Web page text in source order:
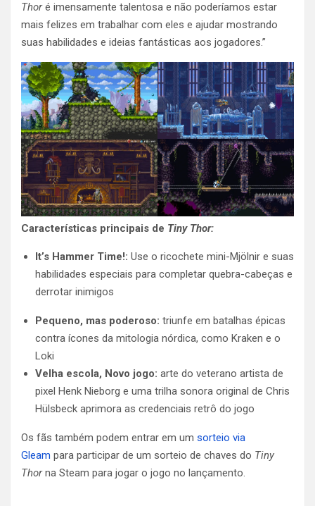
Thoré imensamente talentosa e não poderíamos estar
mais felizes em trabalhar com eles e ajudar mostrando
suas habilidades e ideias fantásticas aos jogadores.”
Características principais de Tiny Thor:
It’s Hammer Time!: Use o ricochete mini-Mjölnir e suas
habilidades especiais para completar quebra-cabeças e
derrotar inimigos
Pequeno, mas poderoso: triunfe em batalhas épicas
contra ícones da mitologia nórdica, como Kraken e o
Loki
Velha escola, Novo jogo: arte do veterano artista de
pixel Henk Nieborg e uma trilha sonora original de Chris
Hülsbeck aprimora as credenciais retrô do jogo
Os fãs também podem entrar em um sorteio via
Gleam para participar de um sorteio de chaves do Tiny
Thorna Steam para jogar o jogo no lançamento.